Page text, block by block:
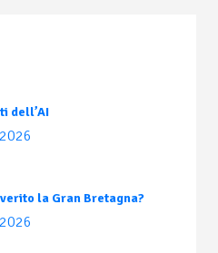
dell’AI
la Gran Bretagna?